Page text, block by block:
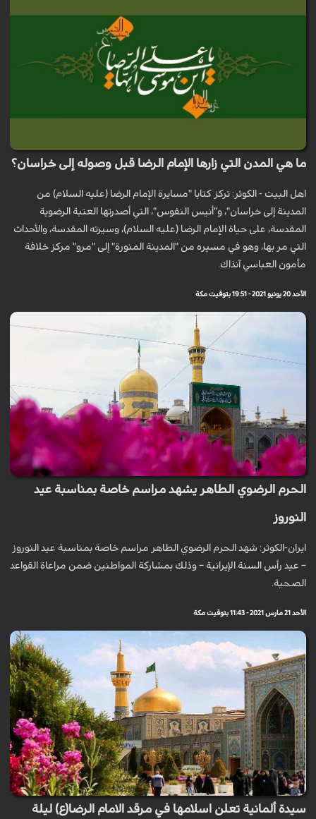
ما هي المدن التي زارها الإمام الرضا قبل وصوله إلى خراسان؟
اهل البيت - الكوثر: تركز كتابا "مسايرة الإمام الرضا (عليه السلام) من
المدينة إلى خراسان"، و"أنيس النفوس"، التي أصدرتها العتبة الرضوية
المقدسة، على حياة الإمام الرضا (عليه السلام)، وسيرته المقدسة، والأحداث
التي مر بها، وهو في مسيره من "المدينة المنورة" إلى "مرو" مركز خلافة
مأمون العباسي آنذاك.
الأحد 20 يونيو 2021 - 19:51 بتوقيت مكة
الحرم الرضوي الطاهر يشهد مراسم خاصة بمناسبة عيد
النوروز
ايران-الكوثر: شهد الحرم الرضوي الطاهر مراسم خاصة بمناسبة عيد النوروز
– عيد رأس السنة الإيرانية – وذلك بمشاركة المواطنين ضمن مراعاة القواعد
الصحية.
الأحد 21 مارس 2021 - 11:43 بتوقيت مكة
سيدة ألمانية تعلن اسلامها في مرقد الامام الرضا(ع) ليلة